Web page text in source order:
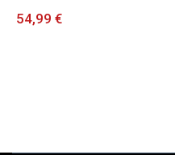
54,99 €